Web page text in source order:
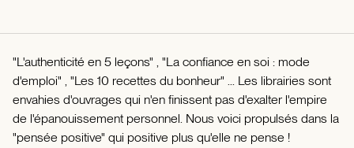
"L'authenticité en 5 leçons" , "La confiance en soi : mode
d'emploi" , "Les 10 recettes du bonheur" ... Les librairies sont
envahies d'ouvrages qui n'en finissent pas d'exalter l'empire
de l'épanouissement personnel. Nous voici propulsés dans la
"pensée positive" qui positive plus qu'elle ne pense !